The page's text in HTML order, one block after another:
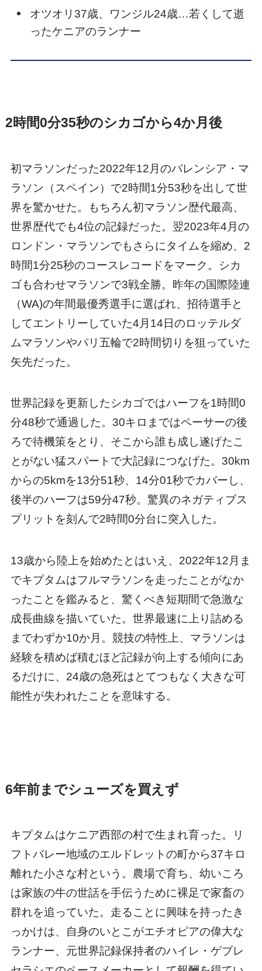
オツオリ37歳、ワンジル24歳…若くして逝
ったケニアのランナー
2時間0分35秒のシカゴから4か月後
初マラソンだった2022年12月のバレンシア・マ
ラソン（スペイン）で2時間1分53秒を出して世
界を驚かせた。もちろん初マラソン歴代最高、
世界歴代でも4位の記録だった。翌2023年4月の
ロンドン・マラソンでもさらにタイムを縮め、2
時間1分25秒のコースレコードをマーク。シカ
ゴも合わせマラソンで3戦全勝。昨年の国際陸連
（WA)の年間最優秀選手に選ばれ、招待選手と
してエントリーしていた4月14日のロッテルダ
ムマラソンやパリ五輪で2時間切りを狙っていた
矢先だった。
世界記録を更新したシカゴではハーフを1時間0
分48秒で通過した。30キロまではペーサーの後
ろで待機策をとり、そこから誰も成し遂げたこ
とがない猛スパートで大記録につなげた。30km
からの5kmを13分51秒、14分01秒でカバーし、
後半のハーフは59分47秒。驚異のネガティブス
プリットを刻んで2時間0分台に突入した。
13歳から陸上を始めたとはいえ、2022年12月ま
でキプタムはフルマラソンを走ったことがなか
ったことを鑑みると、驚くべき短期間で急激な
成長曲線を描いていた。世界最速に上り詰める
までわずか10か月。競技の特性上、マラソンは
経験を積めば積むほど記録が向上する傾向にあ
るだけに、24歳の急死はとてつもなく大きな可
能性が失われたことを意味する。
6年前までシューズを買えず
キプタムはケニア西部の村で生まれ育った。リ
フトバレー地域のエルドレットの町から37キロ
離れた小さな村という。農場で育ち、幼いころ
は家族の牛の世話を手伝うために裸足で家畜の
群れを追っていた。走ることに興味を持ったき
っかけは、自身のいとこがエチオピアの偉大な
ランナー、元世界記録保持者のハイレ・ゲブレ